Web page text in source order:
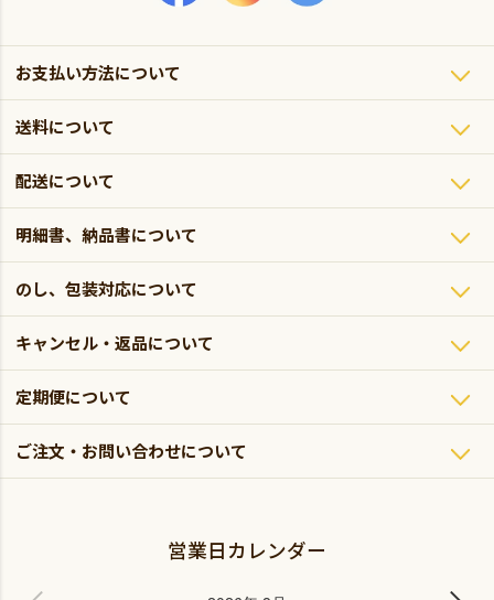
お支払い方法について
送料について
配送について
明細書、納品書について
のし、包装対応について
キャンセル・返品について
定期便について
ご注文・お問い合わせについて
営業日カレンダー